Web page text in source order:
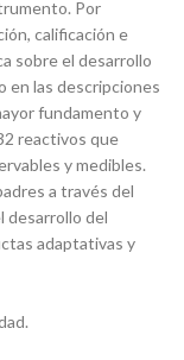
Por
calificación e
sobre el desarrollo
en las descripciones
fundamento y
reactivos que
y medibles.
a través del
desarrollo del
adaptativas y